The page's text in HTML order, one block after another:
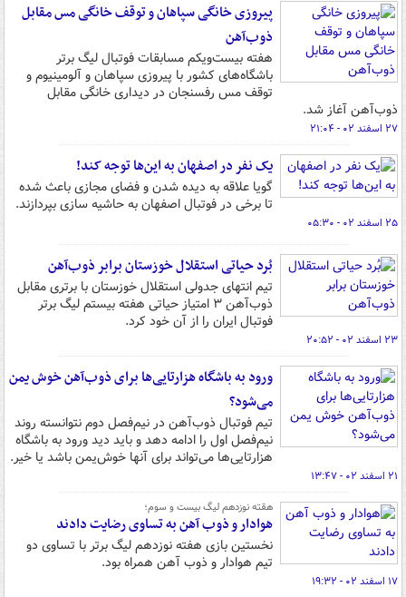
پیروزی خانگی سپاهان و توقف خانگی مس مقابل
ذوب‌آهن
هفته بیست‌ویکم مسابقات فوتبال لیگ برتر
باشگاه‌های کشور با پیروزی سپاهان و آلومینیوم و
توقف مس رفسنجان در دیداری خانگی مقابل
ذوب‌آهن آغاز شد.
۲۷ اسفند ۰۲ - ۲۱:۰۴
یک نفر در اصفهان به این‌ها توجه کند!
گویا علاقه به دیده شدن و فضای مجازی باعث شده
تا برخی در فوتبال اصفهان به حاشیه سازی بپردازند.
۲۵ اسفند ۰۲ - ۰۵:۳۰
بُرد حیاتی استقلال خوزستان برابر ذوب‌آهن
تیم انتهای جدولی استقلال خوزستان با برتری مقابل
ذوب‌آهن ۳ امتیاز حیاتی هفته بیستم لیگ برتر
فوتبال ایران را از آن خود کرد.
۲۳ اسفند ۰۲ - ۲۰:۵۲
ورود به باشگاه هزارتایی‌ها برای ذوب‌آهن خوش یمن
می‌شود؟
تیم فوتبال ذوب‌آهن در نیم‌فصل دوم نتوانسته روند
نیم‌فصل اول را ادامه دهد و باید دید ورود به باشگاه
هزارتایی‌ها می‌تواند برای آنها خوش‌یمن باشد یا خیر.
۲۱ اسفند ۰۲ - ۱۳:۴۷
هقته نوزدهم لیگ بیست و سوم؛
هوادار و ذوب آهن به تساوی رضایت دادند
نخستین بازی هفته نوزدهم لیگ برتر با تساوی دو
تیم هوادار و ذوب آهن همراه بود.
۱۷ اسفند ۰۲ - ۱۹:۳۲